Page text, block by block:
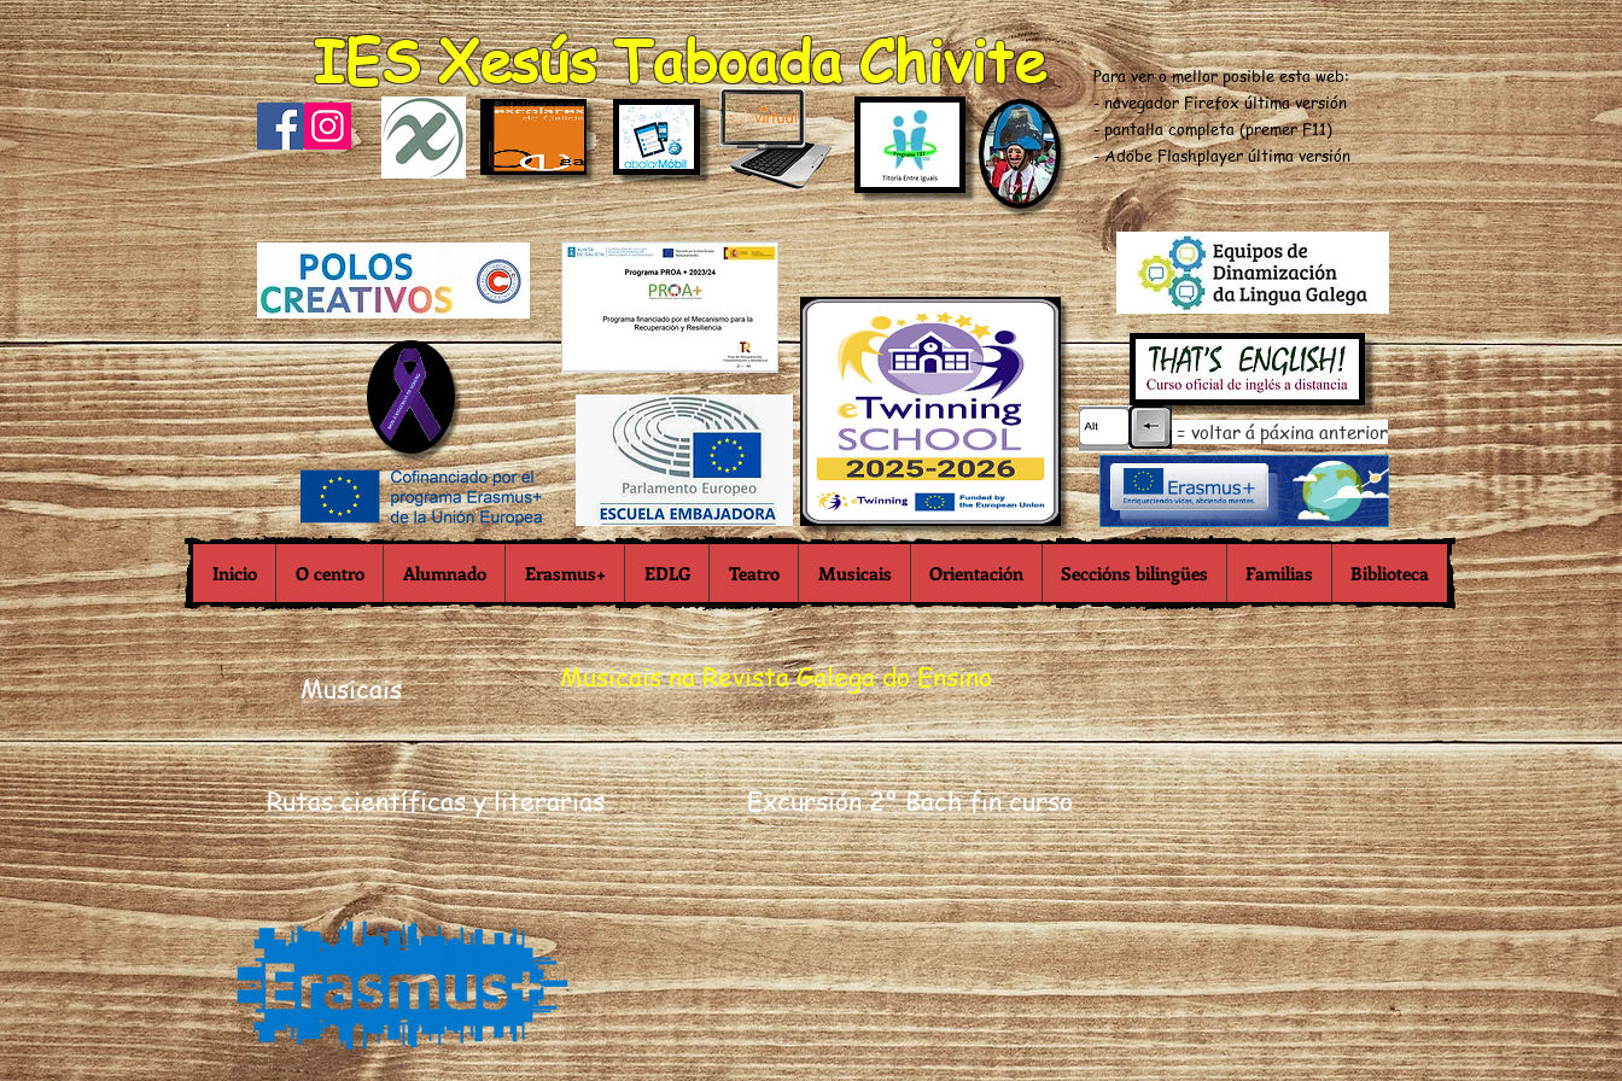
Para ver o mellor posible esta web:
- navegador Firefox última versión
- pantalla completa (premer F11)
- Adobe Flashplayer última versión
= voltar á páxina anterior
IES Xesús Taboada Chivite
Inicio O centro Alumnado Erasmus+ EDLG Teatro Musicais Orientación Seccións bilingües Familias Biblioteca
Musicais Musicais na Revista Galega do Ensino
Rutas científicas y literarias Excursión 2º Bach fin curso